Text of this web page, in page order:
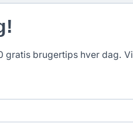
gratis brugertips hver dag. Vi